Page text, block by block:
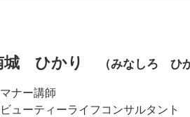
城 ひかり （みなしろ ひ
マナー講師
ビューティーライフコンサルタント